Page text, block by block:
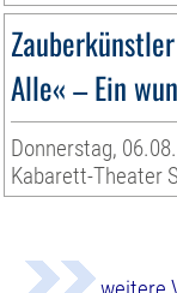
Alle« – Ein
Donnerstag,
Kabarett-Theater